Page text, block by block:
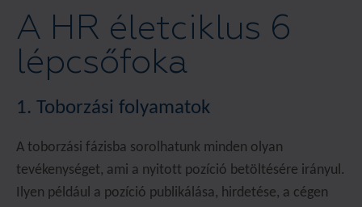
A HR életciklus 6
lépcsőfoka
1. Toborzási folyamatok
A toborzási fázisba sorolhatunk minden olyan
tevékenységet, ami a nyitott pozíció betöltésére irányul.
Ilyen például a pozíció publikálása, hirdetése, a cégen